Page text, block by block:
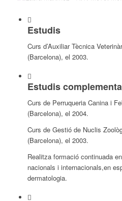
Estudis
Curs d’Auxiliar Tècnica
(Barcelona), el 2003.
Estudis
Curs de Perruqueria Canina i
(Barcelona), el 2004.
Curs de Gestió de Nuclis
(Barcelona), el 2003.
Realitza formació continuada
nacionals i internacionals,en
dermatologia.